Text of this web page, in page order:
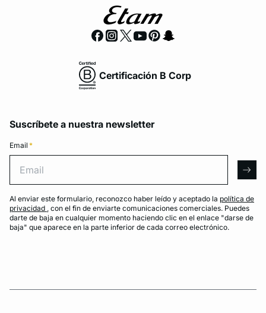
Certificación B Corp
Suscríbete a nuestra newsletter
Email *
Al enviar este formulario, reconozco haber leído y aceptado la política de
privacidad , con el fin de enviarte comunicaciones comerciales. Puedes
darte de baja en cualquier momento haciendo clic en el enlace "darse de
baja" que aparece en la parte inferior de cada correo electrónico.